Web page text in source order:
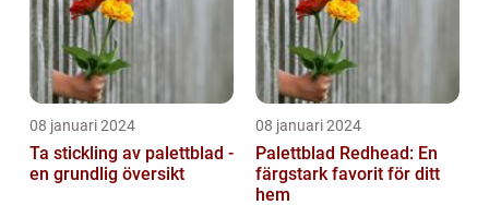
08 januari 2024
Ta stickling av palettblad -
en grundlig översikt
08 januari 2024
Palettblad Redhead: En
färgstark favorit för ditt
hem